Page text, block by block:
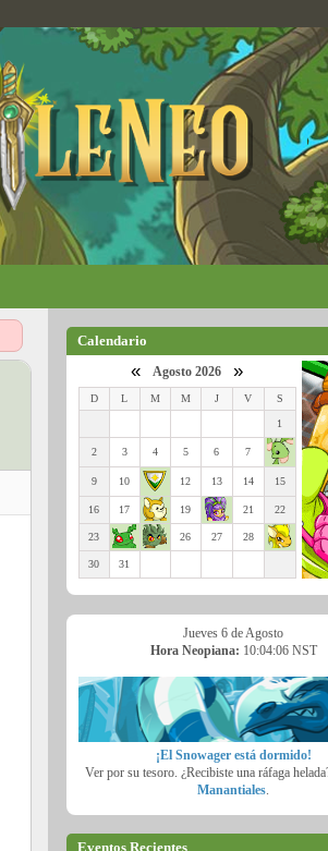
Calendario
« Agosto 2026 »
D L M M J V S
1
2 3 4 5 6 7
9 10 12 13 14 15
16 17 19 21 22
23 26 27 28
30 31
Jueves 6 de Agosto
Hora Neopiana: 10:04:07 NST
¡El Snowager está dormido!
Ver por su tesoro. ¿Recibiste una ráfaga
Manantiales.
Eventos Recientes